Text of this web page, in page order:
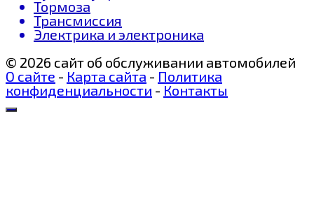
Тормоза
Трансмиссия
Электрика и электроника
© 2026 сайт об обслуживании автомобилей
О сайте - Карта сайта - Политика
конфиденциальности - Контакты